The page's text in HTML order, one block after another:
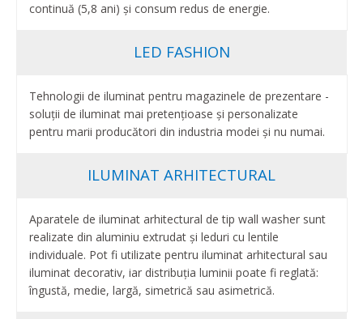
continuă (5,8 ani) și consum redus de energie.
LED FASHION
Tehnologii de iluminat pentru magazinele de prezentare -
soluții de iluminat mai pretențioase și personalizate
pentru marii producători din industria modei și nu numai.
ILUMINAT ARHITECTURAL
Aparatele de iluminat arhitectural de tip wall washer sunt
realizate din aluminiu extrudat și leduri cu lentile
individuale. Pot fi utilizate pentru iluminat arhitectural sau
iluminat decorativ, iar distribuția luminii poate fi reglată:
îngustă, medie, largă, simetrică sau asimetrică.